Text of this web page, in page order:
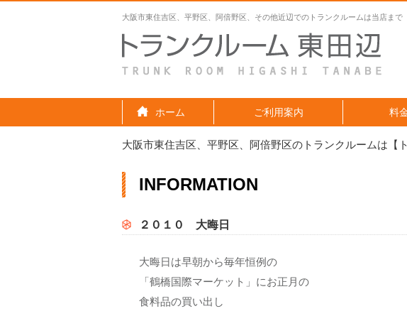
大阪市東住吉区、平野区、阿倍野区、その他近辺でのトランクルームは当店まで
ホーム ご利用案内 料
大阪市東住吉区、平野区、阿倍野区のトランクルームは【
INFORMATION
２０１０ 大晦日
大晦日は早朝から毎年恒例の
「鶴橋国際マーケット」にお正月の
食料品の買い出し